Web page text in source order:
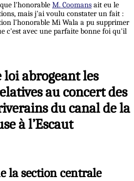
l'honorable M. Coomans ait eu le
mais j'ai voulu constater un fait :
l’honorable Mi Wala a pu supprimer
c'est avec une parfaite bonne foi qu'il
loi abrogeant les
au concert des
du canal de la
à l’Escaut
la section centrale